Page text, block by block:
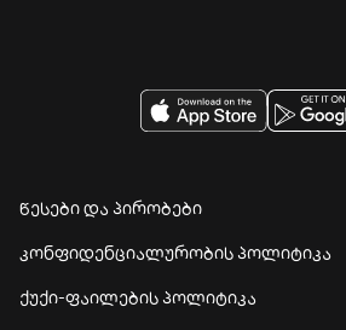
წესები და პირობები
კონფიდენციალურობის პოლიტიკა
ქუქი-ფაილების პოლიტიკა